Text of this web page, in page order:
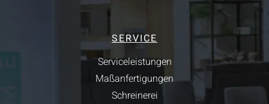
SERVICE
Serviceleistungen
Maßanfertigungen
Schreinerei